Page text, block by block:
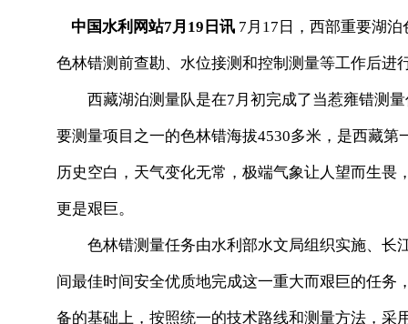
中国水利网站7月19日讯 7月17日，西部重要湖
色林错测前查勘、水位接测和控制测量等工作后进
西藏湖泊测量队是在7月初完成了当惹雍错测量
要测量项目之一的色林错海拔4530多米，是西藏
历史空白，天气变化无常，极端气象让人望而生
更是艰巨。
色林错测量任务由水利部水文局组织实施、长
间最佳时间安全优质地完成这一重大而艰巨的任
备的基础上，按照统一的技术路线和测量方法，采